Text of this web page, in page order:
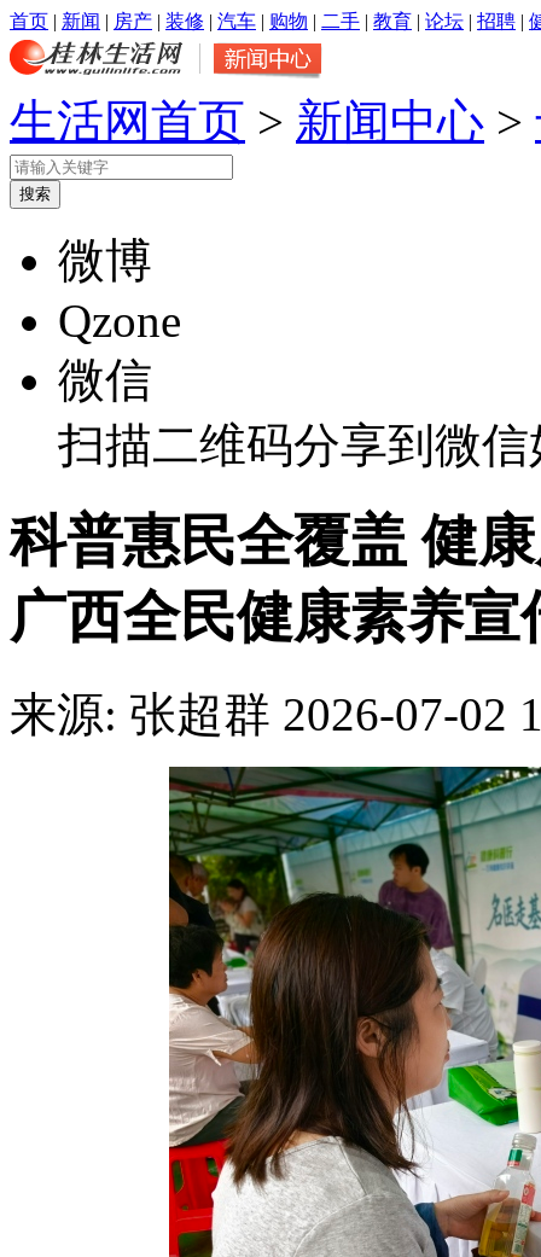
首页 | 新闻 | 房产 | 装修 | 汽车 | 购物 | 二手 | 教育 | 论坛 | 招聘 |
生活网首页 > 新闻中心 >
微博
Qzone
微信
扫描二维码分享到微
科普惠民全覆盖 健
广西全民健康素养
来源: 张超群 2026-07-02